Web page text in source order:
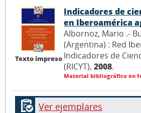
Texto impreso
Indicadores de
en Iberoamérica
Albornoz, Mario .-
(Argentina) : Red
Indicadores de
(RICYT), 2008.
Material bibliográfico en
Ver ejemplares